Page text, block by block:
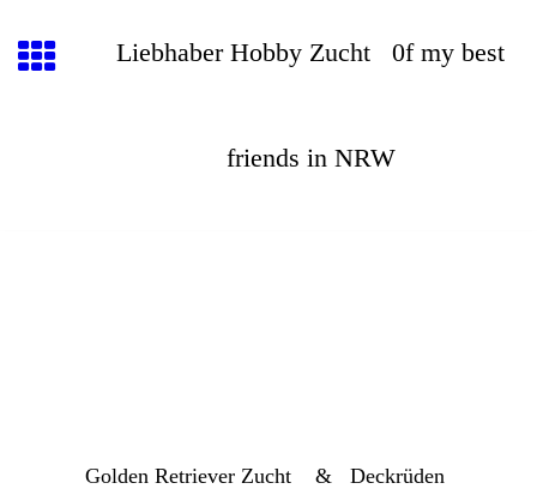
Liebhaber Hobby Zucht 0f my best
friends in NRW
Golden Retriever Zucht & Deckrüden